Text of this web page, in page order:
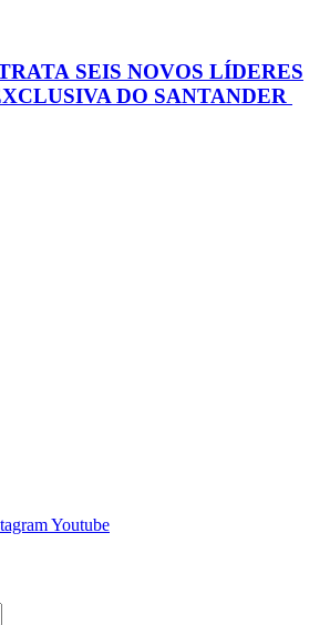
SEIS NOVOS LÍDERES
DO SANTANDER
Youtube